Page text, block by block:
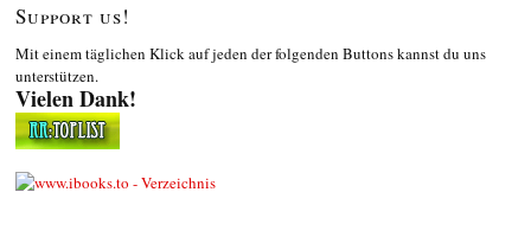
Support us!
Mit einem täglichen Klick auf jeden der folgenden Buttons kannst du uns
unterstützen.
Vielen Dank!